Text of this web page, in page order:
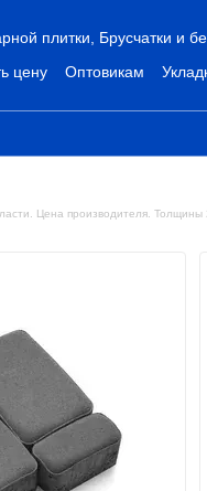
плитки, Брусчатки и
цену Оптовикам
Цена производителя.